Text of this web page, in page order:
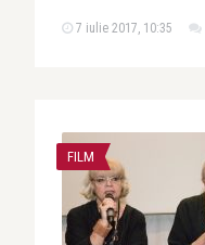
7 iulie 2017, 10:35
FILM